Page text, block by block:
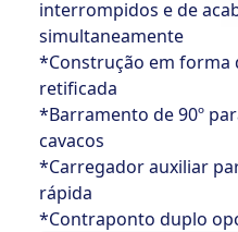
interrompidos e de
simultaneamente
*Construção em forma
retificada
*Barramento de 90º
cavacos
*Carregador auxiliar
rápida
*Contraponto duplo